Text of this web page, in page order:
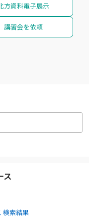
方資料電子展示
講習会を依頼
ス
検索結果